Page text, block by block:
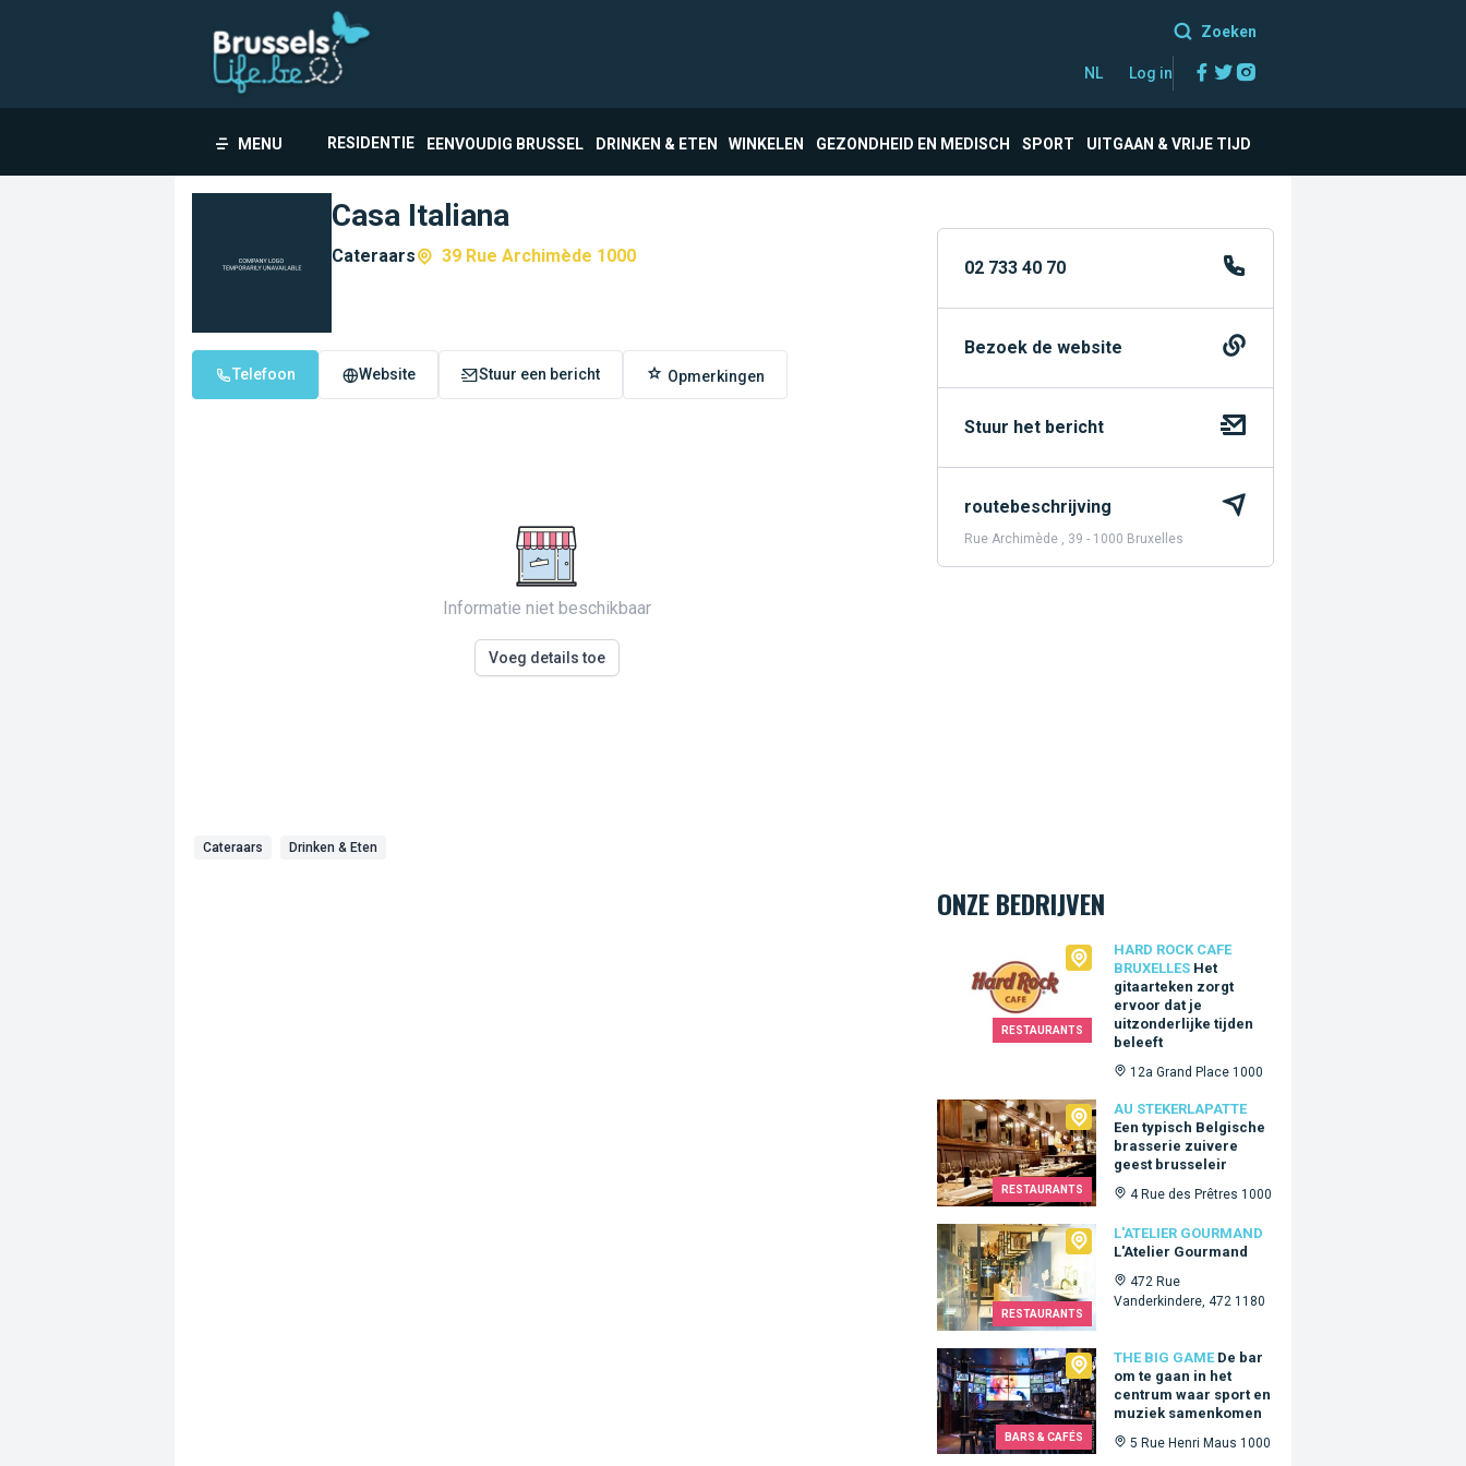
Zoeken
NL Log in Facebook
Twitter
MENU RESIDENTIE EENVOUDIG BRUSSEL DRINKEN & ETEN WINKELEN GEZONDHEID EN MEDISCH SPORT UITGAAN & VRIJE TIJD
Casa Italiana
Cateraars 39 Rue Archimède 1000
Telefoon Website Stuur een bericht Opmerkingen
Informatie niet beschikbaar
Voeg details toe
Cateraars Drinken & Eten
02 733 40 70
Bezoek de website
Stuur het bericht
routebeschrijving
Rue Archimède , 39 - 1000 Bruxelles
ONZE BEDRIJVEN
RESTAURANTS
HARD ROCK CAFE
BRUXELLES Het
gitaarteken zorgt
ervoor dat je
uitzonderlijke tijden
beleeft
12a Grand Place 1000
Hard Rock Cafe Bruxelles
RESTAURANTS
AU STEKERLAPATTE
Een typisch Belgische
brasserie zuivere
geest brusseleir
4 Rue des Prêtres 1000
Au Stekerlapatte
RESTAURANTS
L'ATELIER GOURMAND
L'Atelier Gourmand
472 Rue
Vanderkindere, 472 1180
L'Atelier Gourmand
BARS & CAFÉS
THE BIG GAME De bar
om te gaan in het
centrum waar sport en
muziek samenkomen
5 Rue Henri Maus 1000
The Big Game